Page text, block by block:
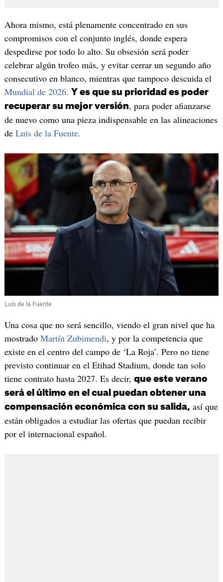
Ahora mismo, está plenamente concentrado en sus
compromisos con el conjunto inglés, donde espera
despedirse por todo lo alto. Su obsesión será poder
celebrar algún trofeo más, y evitar cerrar un segundo año
consecutivo en blanco, mientras que tampoco descuida el
Mundial de 2026. Y es que su prioridad es poder
recuperar su mejor versión, para poder afianzarse
de nuevo como una pieza indispensable en las alineaciones
de Luis de la Fuente.
Luis de la Fuente
Una cosa que no será sencillo, viendo el gran nivel que ha
mostrado Martín Zubimendi, y por la competencia que
existe en el centro del campo de ‘La Roja’. Pero no tiene
previsto continuar en el Etihad Stadium, donde tan solo
tiene contrato hasta 2027. Es decir, que este verano
será el último en el cual puedan obtener una
compensación económica con su salida, así que
están obligados a estudiar las ofertas que puedan recibir
por el internacional español.